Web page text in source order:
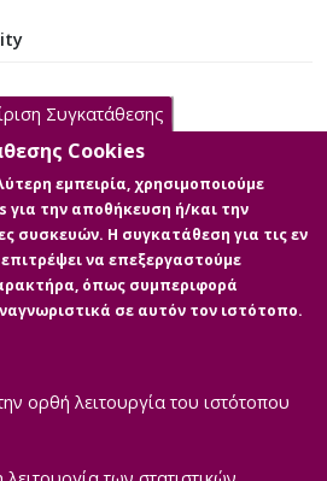
εικόνα χρησιμοποιείται ως
της έμπνευσης και
εργασίας αφορά το
στο οποίο μια σειρά απο
εποχής που μελετήσαμε
τη δική μου δημιουργική
Διεθνές
Συγκατάθεσης
Cookies
εμπειρία, χρησιμοποιούμε
για την αποθήκευση ή/και την
συσκευών. Η συγκατάθεση για τις εν
να επεξεργαστούμε
όπως συμπεριφορά
σε αυτόν τον ιστότοπο.
ορθή λειτουργία του ιστότοπου